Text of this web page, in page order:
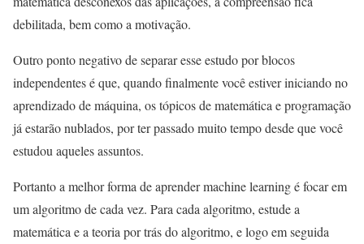
debilitada, bem como a motivação.
Outro ponto negativo de separar esse estudo por blocos
independentes é que, quando finalmente você estiver iniciando no
aprendizado de máquina, os tópicos de matemática e programação
já estarão nublados, por ter passado muito tempo desde que você
estudou aqueles assuntos.
Portanto a melhor forma de aprender machine learning é focar em
um algoritmo de cada vez. Para cada algoritmo, estude a
matemática e a teoria por trás do algoritmo, e logo em seguida